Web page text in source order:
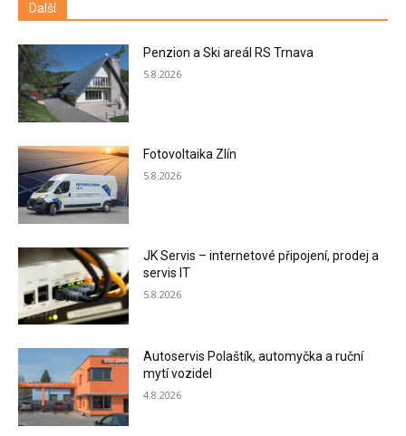
Další
Penzion a Ski areál RS Trnava
5.8.2026
Fotovoltaika Zlín
5.8.2026
JK Servis – internetové připojení, prodej a
servis IT
5.8.2026
Autoservis Polaštík, automyčka a ruční
mytí vozidel
4.8.2026